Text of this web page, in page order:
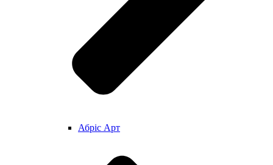
Абріс Арт